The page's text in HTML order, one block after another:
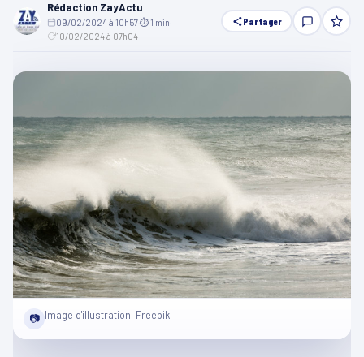
Rédaction ZayActu
09/02/2024 à 10h57⏱ 1 min
10/02/2024 à 07h04
Partager
📷 Image d'illustration. Freepik.